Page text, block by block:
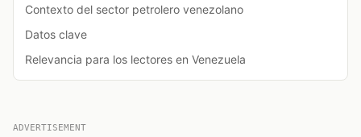
Contexto del sector petrolero venezolano
Datos clave
Relevancia para los lectores en Venezuela
ADVERTISEMENT